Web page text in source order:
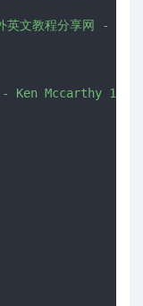
文教程分享网 -
Ken Mccarthy 11